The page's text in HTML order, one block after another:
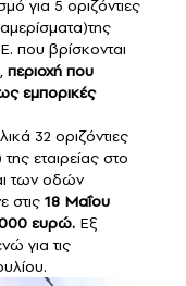
για 5 οριζόντιες
που βρίσκονται
περιοχή που
εμπορικές
32 οριζόντιες
εταιρείας στο
των οδών
στις 18 Μαΐου
ευρώ. Εξ
για τις